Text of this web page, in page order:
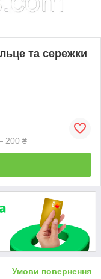
та сережки
200 ₴
Умови повернення